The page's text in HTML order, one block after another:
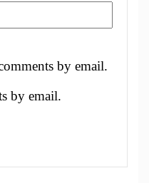
by email.
by email.